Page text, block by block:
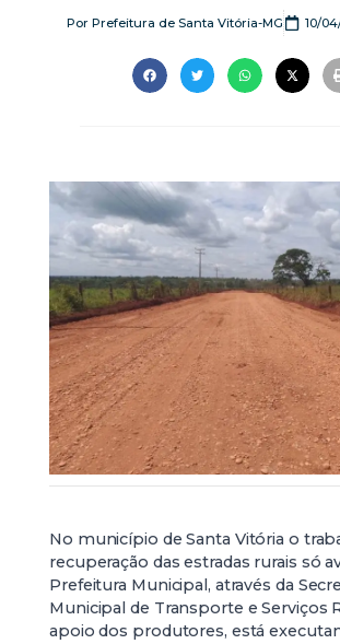
PorPrefeitura de Santa Vitória-MG 10/
No município de Santa Vitória o
recuperação das estradas rurais só
Prefeitura Municipal, através da
Municipal de Transporte e Serviços
apoio dos produtores, está